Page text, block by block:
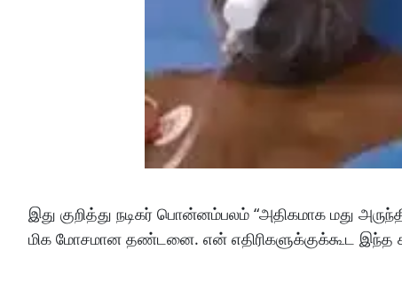
இது குறித்து நடிகர் பொன்னம்பலம் “அதிகமாக மது
மிக மோசமான தண்டனை. என் எதிரிகளுக்குக்கூட இந்த